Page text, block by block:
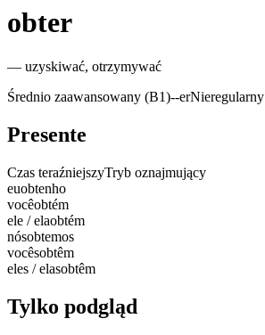
obter
— uzyskiwać, otrzymywać
Średnio zaawansowany (B1)--erNieregularny
Presente
Czas teraźniejszyTryb oznajmujący
euobtenho
vocêobtém
ele / elaobtém
nósobtemos
vocêsobtêm
eles / elasobtêm
Tylko podgląd